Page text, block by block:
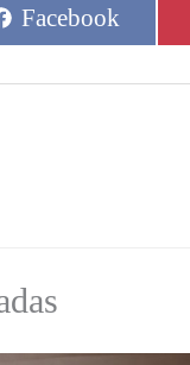
Compartir
en
Facebook